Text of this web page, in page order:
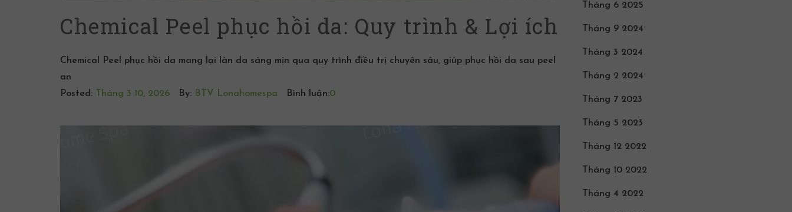
Chemical Peel phục hồi da: Quy trình & Lợi ích
Chemical Peel phục hồi da mang lại làn da sáng mịn qua quy trình điều trị chuyên sâu, giúp phục hồi da sau peel
an
Posted: Tháng 3 10, 2026 By: BTV Lonahomespa Bình luận:0
Tháng 6 2025
Tháng 9 2024
Tháng 3 2024
Tháng 2 2024
Tháng 7 2023
Tháng 5 2023
Tháng 12 2022
Tháng 10 2022
Tháng 4 2022